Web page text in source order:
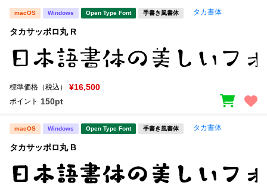
macOS Windows Open Type Font 手書き風書体 タカ書体
タカサッポロ丸 R
標準価格（税込） ¥16,500
ポイント 150pt
macOS Windows Open Type Font 手書き風書体 タカ書体
タカサッポロ丸 B